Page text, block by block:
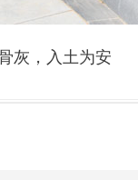
灰，入土为安